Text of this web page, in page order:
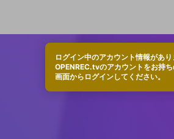
ログイン中のアカウント情報があり
OPENREC.tvのアカウントをお持
画面からログインしてください。